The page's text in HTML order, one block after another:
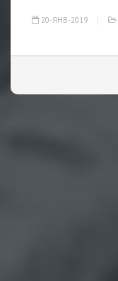
20-ЯНВ-2019